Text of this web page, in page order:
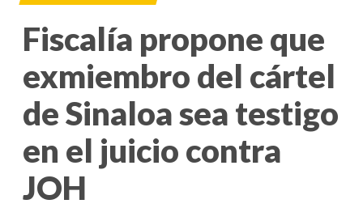
Fiscalía propone que
exmiembro del cártel
de Sinaloa sea testigo
en el juicio contra
JOH